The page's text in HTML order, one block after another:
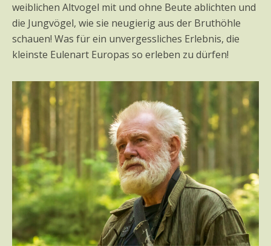
weiblichen Altvogel mit und ohne Beute ablichten und
die Jungvögel, wie sie neugierig aus der Bruthöhle
schauen! Was für ein unvergessliches Erlebnis, die
kleinste Eulenart Europas so erleben zu dürfen!